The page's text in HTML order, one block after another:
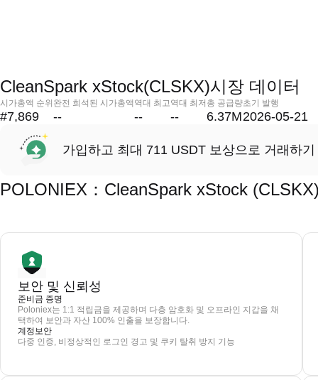
CleanSpark xStock(CLSKX)시장 데이터
시가총액 순위
#7,869
완전 희석된 시가총액
--
역대 최고
--
역대 최저
--
총 공급량
6.37M
초기 발행
2026-05-21
가입하고 최대 711 USDT 보상으로 거래하기
POLONIEX：CleanSpark xStock
보안 및 신뢰성
준비금 증명
Poloniex는 1:1 적립금을 제공하며 다층 암호화 및 오프라인 지갑을 채
택하여 보안과 자산 100% 인출을 보장합니다.
계정보안
다중 인증, 비정상적인 로그인 경고 및 쿠키 탈취 방지 기능